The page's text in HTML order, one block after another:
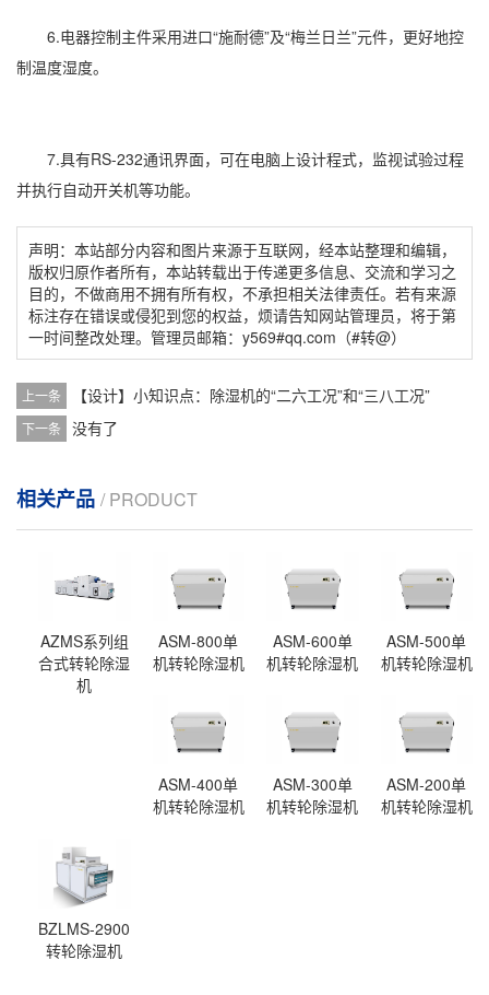
6.电器控制主件采用进口“施耐德”及“梅兰日兰”元件，更好地控
制温度湿度。
7.具有RS-232通讯界面，可在电脑上设计程式，监视试验过程
并执行自动开关机等功能。
声明：本站部分内容和图片来源于互联网，经本站整理和编辑，
版权归原作者所有，本站转载出于传递更多信息、交流和学习之
目的，不做商用不拥有所有权，不承担相关法律责任。若有来源
标注存在错误或侵犯到您的权益，烦请告知网站管理员，将于第
一时间整改处理。管理员邮箱：y569#qq.com（#转@）
上一条 【设计】小知识点：除湿机的“二六工况”和“三八工况”
下一条 没有了
相关产品 / PRODUCT
AZMS系列组
合式转轮除湿
机
ASM-800单
机转轮除湿机
ASM-600单
机转轮除湿机
ASM-500单
机转轮除湿机
ASM-400单
机转轮除湿机
ASM-300单
机转轮除湿机
ASM-200单
机转轮除湿机
BZLMS-2900
转轮除湿机